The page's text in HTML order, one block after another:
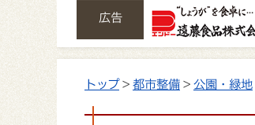
広告
トップ> 都市整備 > 公園・緑地